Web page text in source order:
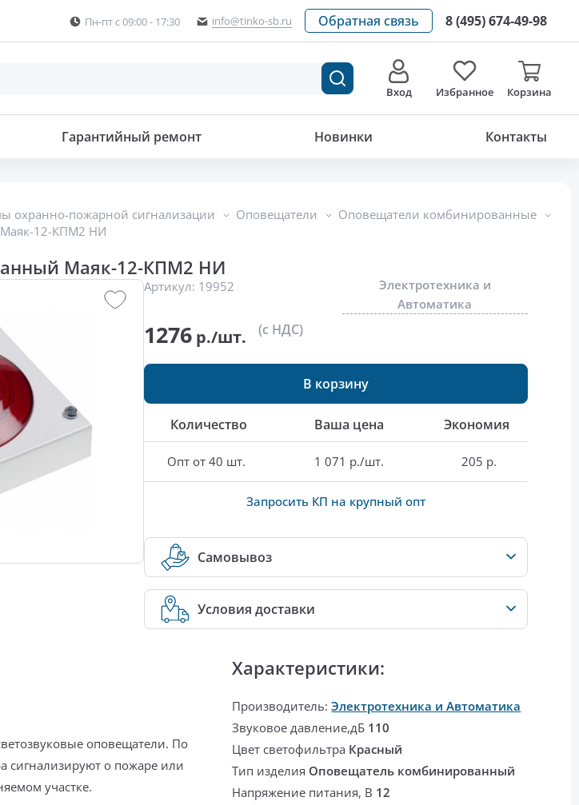
Пн-пт с 09:00 - 17:30 info@tinko-sb.ru Обратная связь 8 (495) 674-49-98
Вход Избранное Корзина
Гарантийный ремонт Новинки Контакты
охранно-пожарной сигнализации Оповещатели
Оповещатели комбинированные
Маяк-12-КПМ2 НИ
Маяк-12-КПМ2 НИ
Артикул: 19952
Электротехника и
Автоматика
1276 р./шт. (с НДС)
В корзину
Количество Ваша цена Экономия
Опт от 40 шт. 1 071 р./шт. 205 р.
Запросить КП на крупный опт
Самовывоз
Условия доставки
Характеристики:
Производитель:Электротехника и Автоматика
Звуковое давление,дБ 110
Цвет светофильтра Красный
Тип изделия Оповещатель комбинированный
Напряжение питания, В 12
оповещатели. По
сигнализируют о пожаре или
участке.
1 276р./шт.